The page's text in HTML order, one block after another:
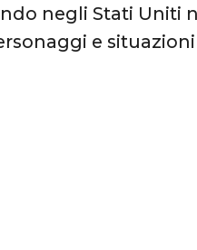
negli Stati Uniti
e